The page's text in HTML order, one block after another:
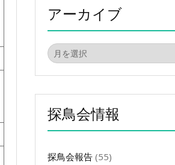
アーカイブ
ア
ー
カ
イ
ブ
探鳥会情報
探鳥会報告 (55)